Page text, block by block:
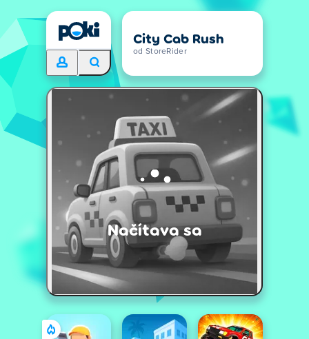
City Cab Rush
od StoreRider
Načítava sa